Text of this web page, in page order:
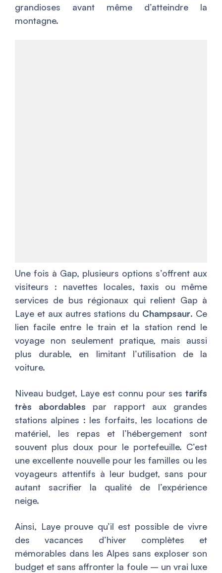
grandioses avant même d’atteindre la
montagne.
Une fois à Gap, plusieurs options s’offrent aux
visiteurs : navettes locales, taxis ou même
services de bus régionaux qui relient Gap à
Laye et aux autres stations du Champsaur. Ce
lien facile entre le train et la station rend le
voyage non seulement pratique, mais aussi
plus durable, en limitant l’utilisation de la
voiture.
Niveau budget, Laye est connu pour ses tarifs
très abordables par rapport aux grandes
stations alpines : les forfaits, les locations de
matériel, les repas et l’hébergement sont
souvent plus doux pour le portefeuille. C’est
une excellente nouvelle pour les familles ou les
voyageurs attentifs à leur budget, sans pour
autant sacrifier la qualité de l’expérience
neige.
Ainsi, Laye prouve qu’il est possible de vivre
des vacances d’hiver complètes et
mémorables dans les Alpes sans exploser son
budget et sans affronter la foule – un vrai luxe